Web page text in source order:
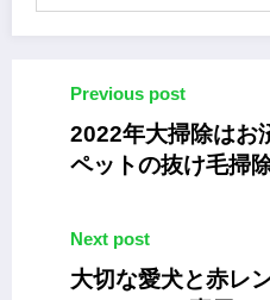
Previous post
2022年大掃除はお
ペットの抜け毛掃
Next post
大切な愛犬と赤レ